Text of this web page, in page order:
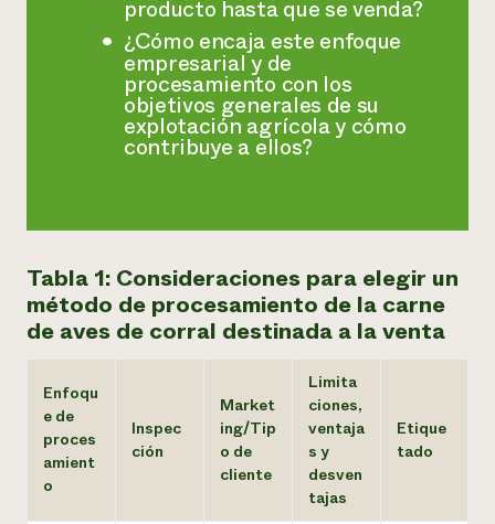
producto hasta que se venda?
¿Cómo encaja este enfoque
empresarial y de
procesamiento con los
objetivos generales de su
explotación agrícola y cómo
contribuye a ellos?
Tabla 1: Consideraciones para elegir un
método de procesamiento de la carne
de aves de corral destinada a la venta
Enfoqu
e de
proces
amient
o
Inspec
ción
Market
ing/Tip
o de
cliente
Limita
ciones,
ventaja
s y
desven
tajas
Etique
tado